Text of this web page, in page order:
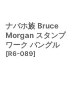
ナバホ族 Bruce
Morgan スタンプ
ワーク バングル
[R6-089]